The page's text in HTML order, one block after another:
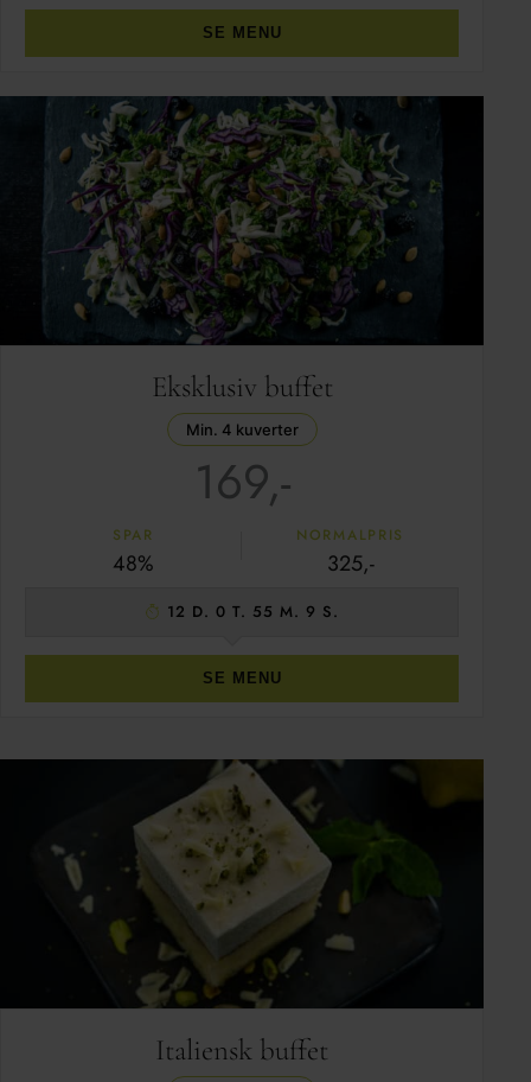
SE MENU
Eksklusiv buffet
Min. 4 kuverter
169,-
SPAR
48%
NORMALPRIS
325,-
12 D. 0 T. 55 M. 8 S.
SE MENU
Italiensk buffet